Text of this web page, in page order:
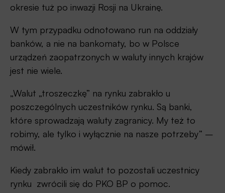
okresie tuż po inwazji Rosji na Ukrainę.
W tym przypadku odnotowano run na oddziały
banków, a nie na bankomaty, bo w Polsce
urządzeń zaopatrzonych w waluty innych krajów
jest nie wiele.
„Walut „troszeczkę” na rynku zabrakło u
poszczególnych uczestników rynku. Są banki,
które sprowadzają waluty zagranicy. My też to
robimy, ale tylko i wyłącznie na nasze potrzeby” –
mówił.
Kiedy zabrakło im walut to pozostali uczestnicy
rynku zwrócili się do PKO BP o pomoc.